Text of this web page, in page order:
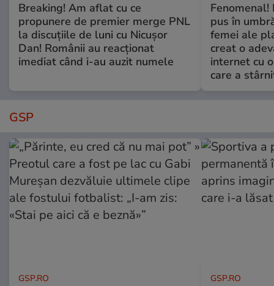
Breaking! Am aflat cu ce
propunere de premier merge PNL
la discuțiile de luni cu Nicușor
Dan! Românii au reacționat
imediat când i-au auzit numele
pus în
femei ale
creat o
internet cu
care a
GSP
GSP.RO GSP.RO